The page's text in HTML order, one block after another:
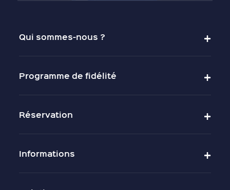
Qui sommes-nous ?
Programme de fidélité
Réservation
Informations